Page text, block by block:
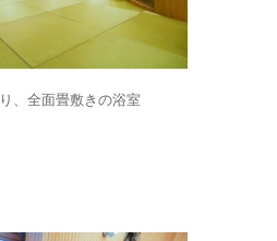
、全面畳敷きの浴室